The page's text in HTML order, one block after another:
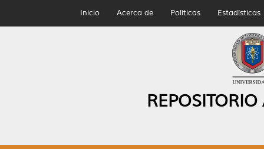
Inicio Acerca de Políticas Estadísticas